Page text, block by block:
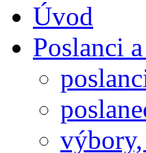
Úvod
Poslanci
výbory,